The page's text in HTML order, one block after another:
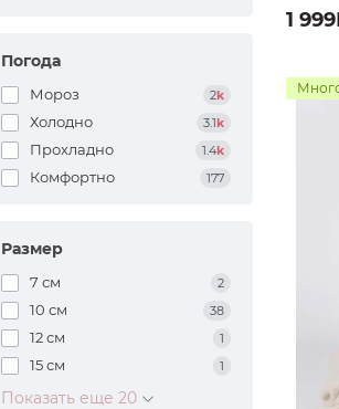
Погода
Мороз 2k
Холодно 3.1k
Прохладно 1.4k
Комфортно 177
Размер
7 см 2
10 см 38
12 см 1
15 см 1
Показать еще 20
1